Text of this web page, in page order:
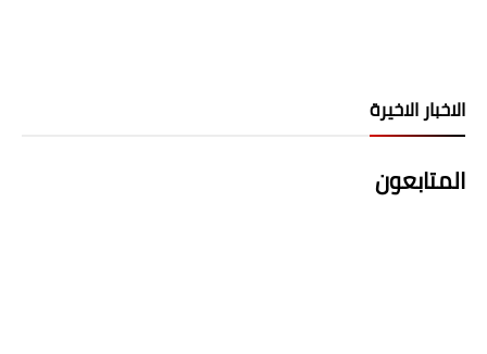
الاخبار الاخيرة
المتابعون